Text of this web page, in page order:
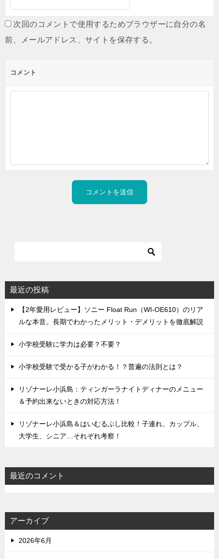
次回のコメントで使用するためブラウザーに自分の名
前、メールアドレス、サイトを保存する。
コメント
最近の投稿
【2年愛用レビュー】ソニー Float Run（WI-OE610）のリア
ルな本音。長期でわかったメリット・デメリットを徹底解説
小学校受験に学力は必要？不要？
小学校受験で受かる子がわかる！？普遍の法則とは？
リゾナーレ小浜島：ティンガーラナイトディナーのメニュー
＆予約出来ないときの対応方法！
リゾナーレ小浜島＆はいむるぶし比較！子連れ、カップル、
大学生、シニア…それぞれ考察！
最近のコメント
アーカイブ
2026年6月